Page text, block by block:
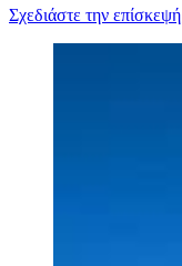
Σχεδιάστε την